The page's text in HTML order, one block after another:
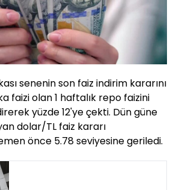
senenin son faiz indirim kararını
faizi olan 1 haftalık repo faizini
yüzde 12'ye çekti. Dün güne
dolar/TL faiz kararı
önce 5.78 seviyesine geriledi.